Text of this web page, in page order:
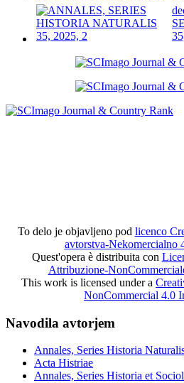
To delo je objavljeno pod licenco
avtorstva-Nekomercialno
Quest'opera è distribuita con
Attribuzione-
This work is licensed under a
NonCommercial 4.0
Navodila avtorjem
Annales, Series Historia
Acta Histriae
Annales, Series Historia et